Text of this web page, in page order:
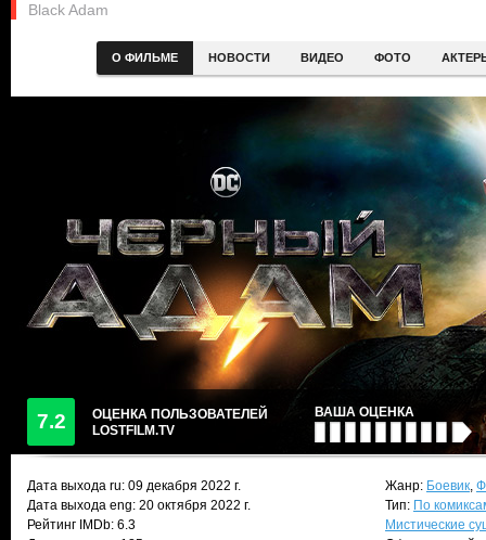
Black Adam
О ФИЛЬМЕ НОВОСТИ ВИДЕО ФОТО
7.2
ОЦЕНКА ПОЛЬЗОВАТЕЛЕЙ
LOSTFILM.TV
ВАША ОЦЕНКА
Дата выхода ru: 09 декабря 2022 г.
Дата выхода eng: 20 октября 2022 г.
Рейтинг IMDb: 6.3
Жанр: Боевик,
Тип: По
Мистические